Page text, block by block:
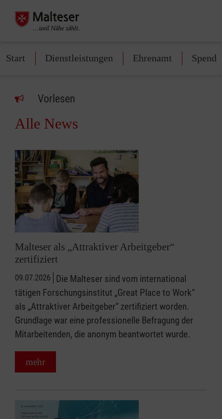
Start Dienstleistungen Ehrenamt
Vorlesen
Alle News
Malteser als „Attraktiver Arbeitgeber“
zertifiziert
09.07.2026 Die Malteser sind vom international
tätigen Forschungsinstitut „Great Place to Work“
als „Attraktiver Arbeitgeber“ zertifiziert worden.
Grundlage war eine professionelle Befragung der
Mitarbeitenden, die anonym beantwortet wurde.
mehr